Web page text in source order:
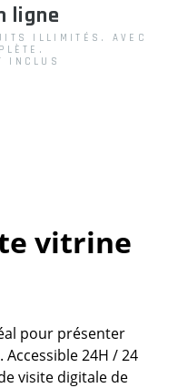
ligne
ILLIMITÉS. AVEC
INCLUS
vitrine
pour présenter
24H / 24
visite digitale de